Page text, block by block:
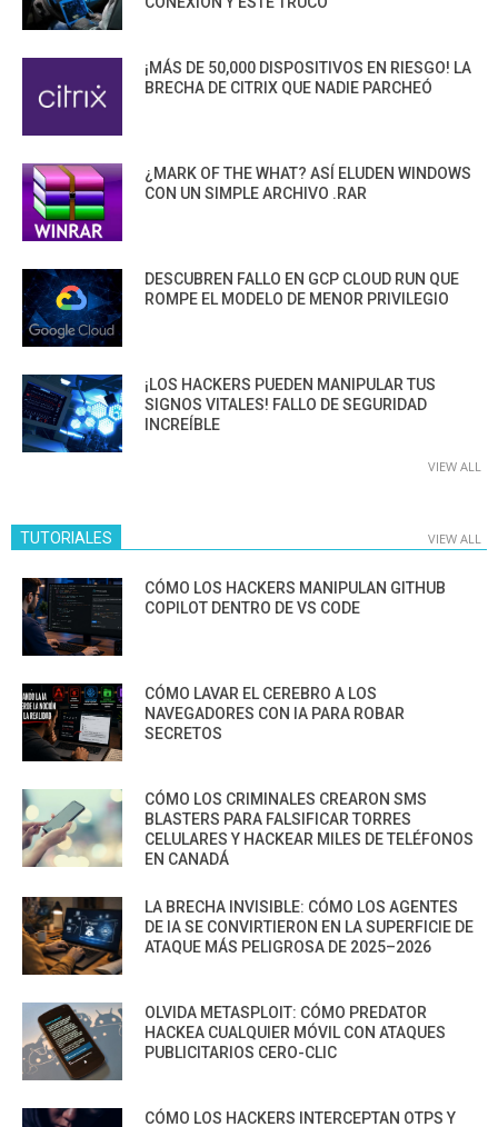
¡MÁS DE 50,000 DISPOSITIVOS EN RIESGO! LA
BRECHA DE CITRIX QUE NADIE PARCHEÓ
¿MARK OF THE WHAT? ASÍ ELUDEN WINDOWS
CON UN SIMPLE ARCHIVO .RAR
DESCUBREN FALLO EN GCP CLOUD RUN QUE
ROMPE EL MODELO DE MENOR PRIVILEGIO
¡LOS HACKERS PUEDEN MANIPULAR TUS
SIGNOS VITALES! FALLO DE SEGURIDAD
INCREÍBLE
VIEW ALL
TUTORIALES VIEW ALL
CÓMO LOS HACKERS MANIPULAN GITHUB
COPILOT DENTRO DE VS CODE
CÓMO LAVAR EL CEREBRO A LOS
NAVEGADORES CON IA PARA ROBAR
SECRETOS
CÓMO LOS CRIMINALES CREARON SMS
BLASTERS PARA FALSIFICAR TORRES
CELULARES Y HACKEAR MILES DE TELÉFONOS
EN CANADÁ
LA BRECHA INVISIBLE: CÓMO LOS AGENTES
DE IA SE CONVIRTIERON EN LA SUPERFICIE DE
ATAQUE MÁS PELIGROSA DE 2025–2026
OLVIDA METASPLOIT: CÓMO PREDATOR
HACKEA CUALQUIER MÓVIL CON ATAQUES
PUBLICITARIOS CERO-CLIC
CÓMO LOS HACKERS INTERCEPTAN OTPS Y